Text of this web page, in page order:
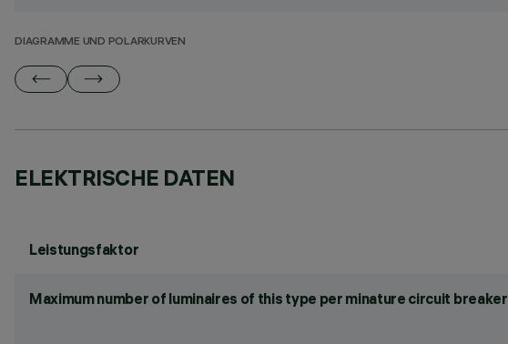
DIAGRAMME UND POLARKURVEN
ELEKTRISCHE DATEN
Leistungsfaktor
Maximum number of luminaires of this type per minature circuit breaker